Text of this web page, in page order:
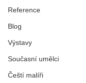
Reference
Blog
Výstavy
Současní umělci
Čeští malíři